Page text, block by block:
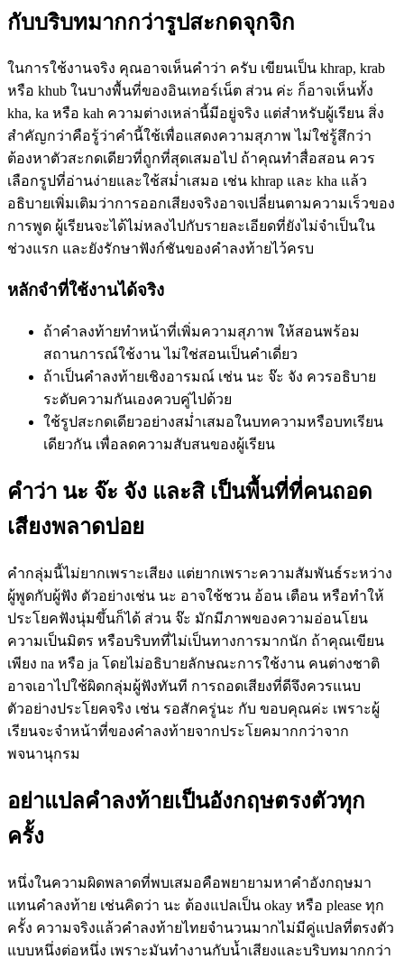
กับบริบทมากกว่ารูปสะกดจุกจิก
ในการใช้งานจริง คุณอาจเห็นคำว่า ครับ เขียนเป็น khrap, krab
หรือ khub ในบางพื้นที่ของอินเทอร์เน็ต ส่วน ค่ะ ก็อาจเห็นทั้ง
kha, ka หรือ kah ความต่างเหล่านี้มีอยู่จริง แต่สำหรับผู้เรียน สิ่ง
สำคัญกว่าคือรู้ว่าคำนี้ใช้เพื่อแสดงความสุภาพ ไม่ใช่รู้สึกว่า
ต้องหาตัวสะกดเดียวที่ถูกที่สุดเสมอไป ถ้าคุณทำสื่อสอน ควร
เลือกรูปที่อ่านง่ายและใช้สม่ำเสมอ เช่น khrap และ kha แล้ว
อธิบายเพิ่มเติมว่าการออกเสียงจริงอาจเปลี่ยนตามความเร็วของ
การพูด ผู้เรียนจะได้ไม่หลงไปกับรายละเอียดที่ยังไม่จำเป็นใน
ช่วงแรก และยังรักษาฟังก์ชันของคำลงท้ายไว้ครบ
หลักจำที่ใช้งานได้จริง
ถ้าคำลงท้ายทำหน้าที่เพิ่มความสุภาพ ให้สอนพร้อม
สถานการณ์ใช้งาน ไม่ใช่สอนเป็นคำเดี่ยว
ถ้าเป็นคำลงท้ายเชิงอารมณ์ เช่น นะ จ๊ะ จัง ควรอธิบาย
ระดับความกันเองควบคู่ไปด้วย
ใช้รูปสะกดเดียวอย่างสม่ำเสมอในบทความหรือบทเรียน
เดียวกัน เพื่อลดความสับสนของผู้เรียน
คำว่า นะ จ๊ะ จัง และสิ เป็นพื้นที่ที่คนถอด
เสียงพลาดบ่อย
คำกลุ่มนี้ไม่ยากเพราะเสียง แต่ยากเพราะความสัมพันธ์ระหว่าง
ผู้พูดกับผู้ฟัง ตัวอย่างเช่น นะ อาจใช้ชวน อ้อน เตือน หรือทำให้
ประโยคฟังนุ่มขึ้นก็ได้ ส่วน จ๊ะ มักมีภาพของความอ่อนโยน
ความเป็นมิตร หรือบริบทที่ไม่เป็นทางการมากนัก ถ้าคุณเขียน
เพียง na หรือ ja โดยไม่อธิบายลักษณะการใช้งาน คนต่างชาติ
อาจเอาไปใช้ผิดกลุ่มผู้ฟังทันที การถอดเสียงที่ดีจึงควรแนบ
ตัวอย่างประโยคจริง เช่น รอสักครู่นะ กับ ขอบคุณค่ะ เพราะผู้
เรียนจะจำหน้าที่ของคำลงท้ายจากประโยคมากกว่าจาก
พจนานุกรม
อย่าแปลคำลงท้ายเป็นอังกฤษตรงตัวทุก
ครั้ง
หนึ่งในความผิดพลาดที่พบเสมอคือพยายามหาคำอังกฤษมา
แทนคำลงท้าย เช่นคิดว่า นะ ต้องแปลเป็น okay หรือ please ทุก
ครั้ง ความจริงแล้วคำลงท้ายไทยจำนวนมากไม่มีคู่แปลที่ตรงตัว
แบบหนึ่งต่อหนึ่ง เพราะมันทำงานกับน้ำเสียงและบริบทมากกว่า